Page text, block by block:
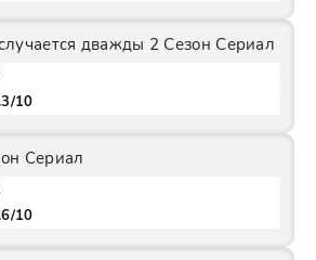
дважды 2 Сезон Сериал
10
Сериал
10